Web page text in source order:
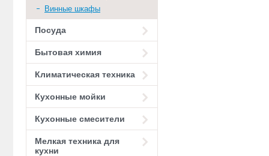
Винные шкафы
Посуда
Бытовая химия
Климатическая техника
Кухонные мойки
Кухонные смесители
Мелкая техника для
кухни